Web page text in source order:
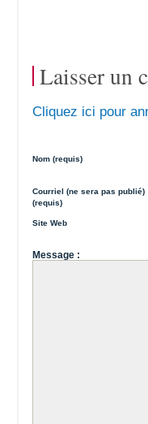
Laisser un
Cliquez ici pour
Nom (requis)
Courriel (ne sera pas publié)
(requis)
Site Web
Message :